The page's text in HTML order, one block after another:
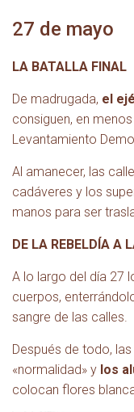
27 de mayo
LA BATALLA FINAL
De madrugada, el
consiguen, en
Levantamiento
Al amanecer, las
cadáveres y los
manos para ser
DE LA REBELDÍA A
A lo largo del día 27
cuerpos,
sangre de las calles.
Después de todo,
«normalidad» y los
colocan flores